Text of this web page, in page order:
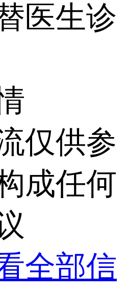
医生诊
仅供参
成任何
全部信